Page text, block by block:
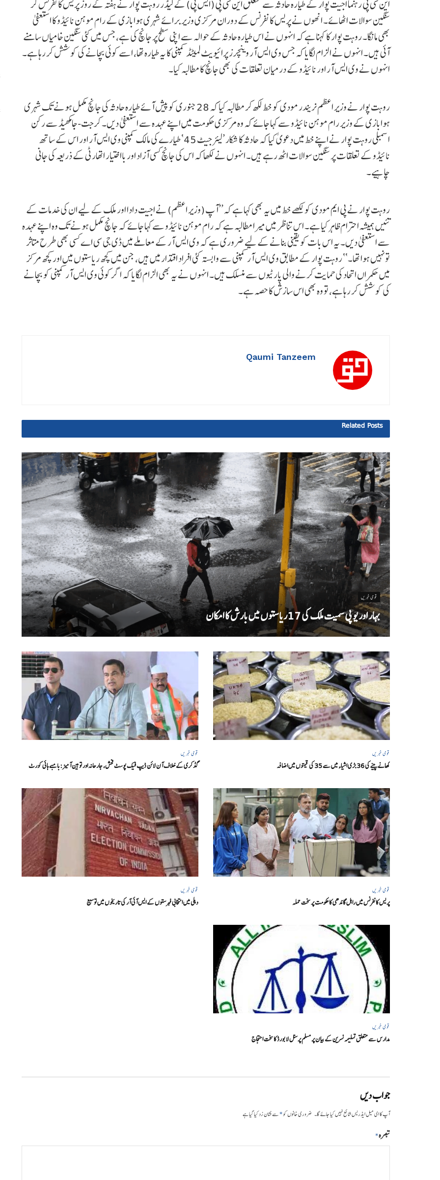
این سی پی رہنما اجیت پوار کے طیارہ حادثہ سے متعلق این سی پی (ایس پی) کے لیڈر روہت پوار نے ہفتہ کے روز پریس کانفرنس کر
سنگین سوالات اٹھائے۔ انھوں نے پریس کانفرنس کے دوران مرکزی وزیر برائے شہری ہوابازی کے رام موہن نائیڈو کا استعفیٰ
بھی مانگا۔ روہت پوار کا کہنا ہے کہ انہوں نے اس طیارہ حادثہ کے حوالہ سے اپنی سطح پر جانچ کی ہے، جس میں کئی سنگین خامیاں سامنے
آئی ہیں۔ انہوں نے الزام لگایا کہ جس وی ایس آر وینچرز پرائیویٹ لمیٹڈ کمپنی کا یہ طیارہ تھا، اسے کوئی بچانے کی کوشش کر رہا ہے۔
انہوں نے وی ایس آر اور نائیڈو کے درمیان تعلقات کی بھی جانچ کا مطالبہ کیا۔
روہت پوار نے وزیر اعظم نریندر مودی کو خط لکھ کر مطالبہ کیا کہ 28 جنوری کو پیش آئے طیارہ حادثہ کی جانچ مکمل ہونے تک شہری
ہوابازی کے وزیر رام موہن نائیڈو سے کہا جائے کہ وہ مرکزی حکومت میں اپنے عہدہ سے استعفیٰ دیں۔ کرجت-جامکھیڈ سے رکن
اسمبلی روہت پوار نے اپنے خط میں دعویٰ کیا کہ حادثہ کا شکار ’لیئرجیٹ 45‘ طیارے کی مالک کمپنی وی ایس آر اور اس کے ساتھ
نائیڈو کے تعلقات پر سنگین سوالات اٹھ رہے ہیں۔ انہوں نے لکھا کہ اس کی جانچ کسی آزاد اور بااختیار اتھارٹی کے ذریعہ کی جانی
چاہیے۔
روہت پوار نے پی ایم مودی کو لکھے خط میں یہ بھی کہا ہے کہ’’آپ (وزیر اعظم) نے اجیت دادا اور ملک کے لیے ان کی خدمات کے
تئیں ہمیشہ احترام ظاہر کیا ہے۔ اس تناظر میں میرا مطالبہ ہے کہ رام موہن نائیڈو سے کہا جائے کہ جانچ مکمل ہونے تک وہ اپنے عہدہ
سے استعفیٰ دیں۔ یہ اس بات کو یقینی بنانے کے لیے ضروری ہے کہ وی ایس آر کے معاملے میں ڈی جی سی اے کسی بھی طرح متاثر
تو نہیں ہوا تھا۔‘‘ روہت پوار کے مطابق وی ایس آر کمپنی سے وابستہ کئی افراد اقتدار میں ہیں، جن میں کچھ ریاستوں میں اور کچھ مرکز
میں حکمراں اتحاد کی حمایت کرنے والی پارٹیوں سے منسلک ہیں۔ انہوں نے یہ بھی الزام لگایا کہ اگر کوئی وی ایس آر کمپنی کو بچانے
کی کوشش کر رہا ہے، تو وہ بھی اس سازش کا حصہ ہے۔
Qaumi Tanzeem
Related Posts
قومی خبریں
بہار اور یو پی سمیت ملک کی 17ریاستوں میں بارش کا امکان
قومی خبریں
کھانے پینے کی 36 بڑی اشیاء میں سے 35 کی قیمتوں میں اضافہ
قومی خبریں
گڈکری کے خلاف آن لائن ڈیپ فیک پوسٹ فحش، جارحانہ اور توہین آمیز:بامبے ہائی کورٹ
قومی خبریں
پریس کانفرنس میں راہل گاندھی کا حکومت پر سخت حملہ
قومی خبریں
دہلی میں انتخابی فہرستوں کے ایس آئی آر کی تاریخوں میں توسیع
قومی خبریں
مدارس سے متعلق تسلیمہ نسرین کے بیان پر مسلم پرسنل لا بورڈ کا سخت احتجاج
جواب دیں
آپ کا ای میل ایڈریس شائع نہیں کیا جائے گا۔ ضروری خانوں کو*سے نشان زد کیا گیا ہے
تبصرہ*